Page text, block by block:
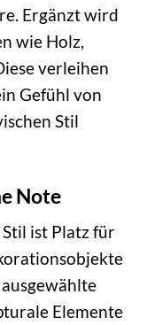
Ergänzt wird
wie Holz,
verleihen
Gefühl von
Stil
Note
ist Platz für
Elemente